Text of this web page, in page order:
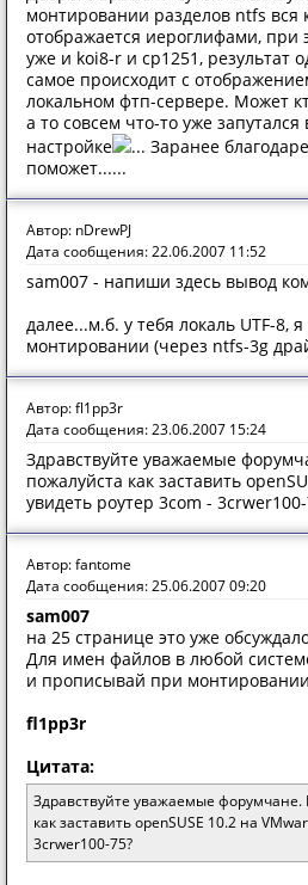
монтировании разделов ntfs вся
отображается иероглифами,
уже и koi8-r и cp1251, результат
самое происходит с
локальном фтп-сервере. Может
а то совсем что-то уже
настройке
... Заранее
поможет......
Автор: nDrewPJ
Дата сообщения: 22.06.2007 11:52
sam007 - напиши здесь вывод
далее...м.б. у тебя локаль UTF-8,
монтировании (через ntfs-3g
Автор: fl1pp3r
Дата сообщения: 23.06.2007 15:24
Здравствуйте уважаемые
пожалуйста как заставить
увидеть роутер 3com -
Автор: fantome
Дата сообщения: 25.06.2007 09:20
sam007
на 25 странице это уже
Для имен файлов в любой
и прописывай при
fl1pp3r
Цитата:
Здравствуйте уважаемые форумчане.
как заставить openSUSE 10.2 на
3crwer100-75?